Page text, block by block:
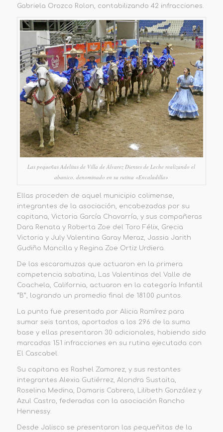
Gabriela Orozco Rolon, contabilizando 42 infracciones.
Las pequeñas Adelitas de Villa de Álvarez Dientes de Leche realizando el
abanico, denominado en su rutina «Encaladilla»
Ellas proceden de aquel municipio colimense,
integrantes de la asociación, encabezadas por su
capitana, Victoria García Chavarría, y sus compañeras
Dara Renata y Roberta Zoe del Toro Félix, Grecia
Victoria y July Valentina Garay Meraz, Jassia Jarith
Gudiño Mancilla y Regina Zoe Ortiz Urdiera.
De las escaramuzas que actuaron en la primera
competencia sabatina, Las Valentinas del Valle de
Coachela, California, actuaron en la categoría Infantil
“B”, logrando un promedio final de 181.00 puntos.
La punta fue presentada por Alicia Ramírezpara
sumar seis tantos, aportados a los 296 de la suma
base y ellas presentaron 30 adicionales, habiendo sido
marcadas 151 infracciones en su rutina ejecutada con
El Cascabel.
Su capitana es Rashel Zamorez, y sus restantes
integrantes Alexia Gutiérrez, Alondra Sustaita,
Roselina Medina, Damaris Cabrera, Lilibeth González y
Azul Castro, federadas con la asociación Rancho
Hennessy.
Desde Jalisco se presentaron las pequeñitas de la